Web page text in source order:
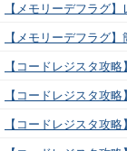
【メモリーデフラグ
【メモリーデフラグ
【コードレジスタ攻
【コードレジスタ攻
【コードレジスタ攻